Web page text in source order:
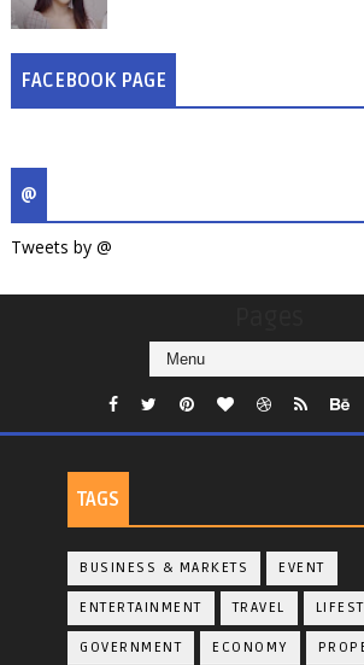
FACEBOOK PAGE
@
Tweets by @
TAGS
BUSINESS & MARKETS EVENT
ENTERTAINMENT TRAVEL
GOVERNMENT ECONOMY